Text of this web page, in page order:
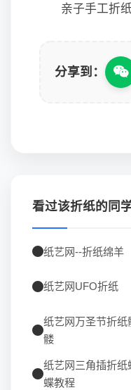
亲子手工折
分享到：
看过该折纸的同
纸艺网--折纸绵羊
纸艺网UFO折纸
纸艺网万圣节折纸
髅
纸艺网三角插折纸
蝶教程